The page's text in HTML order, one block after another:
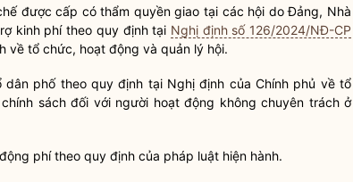
được cấp có thẩm quyềngiao tại các hội do Đảng, Nhà
kinh phí theo quy định tại Nghị định số 126/2024/NĐ-CP
về tổ chức, hoạt động và quản lý hội.
phố theo quy định tại Nghị định của Chính phủ về tổ
sách đối với người hoạt động không chuyên trách ở
phí theo quy định của pháp luật hiện hành.